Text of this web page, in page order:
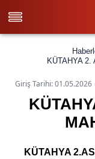
KÜTAHYA
Giriş Tarihi: 01.05.2026
KÜTAHYA